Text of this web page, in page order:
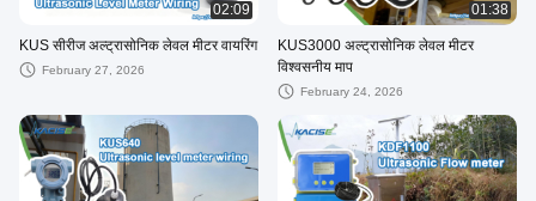
02:09
KUS सीरीज अल्ट्रासोनिक लेवल मीटर वायरिंग
February 27, 2026
01:38
KUS3000 अल्ट्रासोनिक लेवल मीटर
विश्वसनीय माप
February 24, 2026